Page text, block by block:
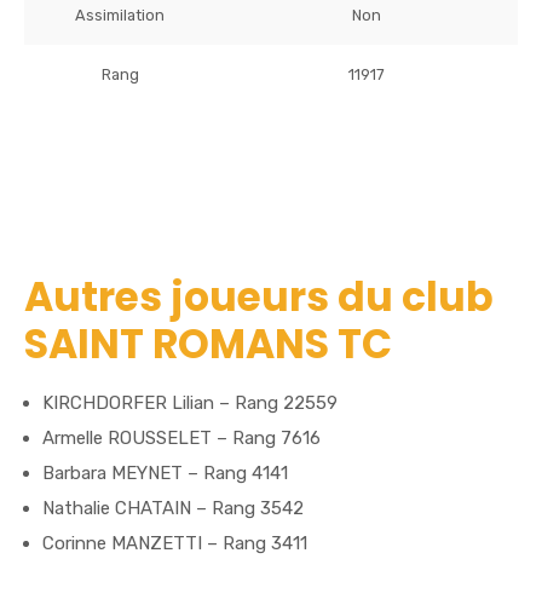
Assimilation Non
Rang 11917
Autres joueurs du club
SAINT ROMANS TC
KIRCHDORFER Lilian – Rang 22559
Armelle ROUSSELET – Rang 7616
Barbara MEYNET – Rang 4141
Nathalie CHATAIN – Rang 3542
Corinne MANZETTI – Rang 3411